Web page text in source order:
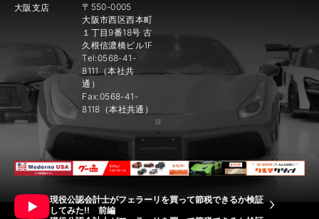
大阪支店
〒550-0005
大阪市西区西本町
１丁目9番18号 古
久根信濃橋ビル1F
Tel:0568-41-
8111（本社共
通）
Fax:0568-41-
8118（本社共通）
現役公認会計士がフェラーリを買って節税できるか検証
してみた!! 前編